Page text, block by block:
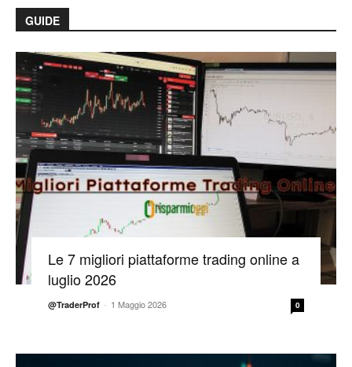
GUIDE
Le 7 migliori piattaforme trading online a
luglio 2026
@TraderProf - 1 Maggio 2026 0